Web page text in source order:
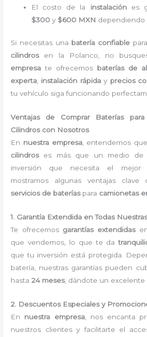
El costo de la instalaciónes
$300 y $600 MXN dependiendo
Si necesitas una batería confiable
cilindrosen la Polanco, no
empresa te ofrecemos baterías de
experta, instalación rápiday precios
tu vehículo siga funcionando
Ventajas de Comprar Baterías
Cilindros con Nosotros
En nuestra empresa, entendemos
cilindroses más que un medio de
inversión que necesita el mejor
mostramos algunas ventajas
servicios de bateríaspara camionetas
1. Garantía Extendida en Todas
Te ofrecemos garantías extendidasen
que vendemos, lo que te da
que tu inversión está protegida.
batería, nuestras garantías pueden
hasta24 meses, dándote un excelente
2. Descuentos Especiales y
En nuestra empresa, nos encanta
nuestros clientes y facilitarte el